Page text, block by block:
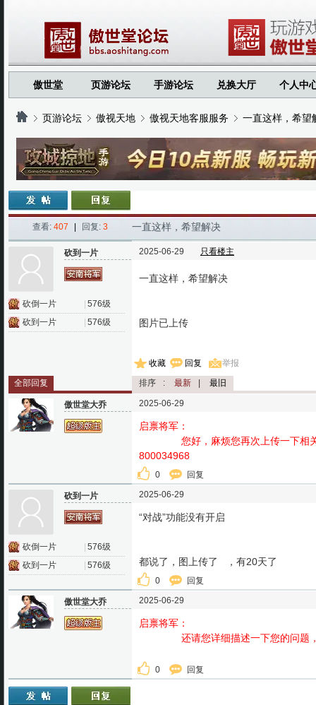
傲世堂 页游论坛 手游论坛 兑换大厅 个人中
›
页游论坛
›
傲视天地
›
傲视天地客服服务
›
一直这样，希望
查看: 407 回复: 3 一直这样，希望解决
砍到一片
砍倒一片
576级
砍到一片
576级
2025-06-29 只看楼主
一直这样，希望解决
图片已上传
收藏 回复
举报
全部回复
排序 : 最新 最旧
傲世堂大乔 2025-06-29
启禀将军：
您好，麻烦您再次上传一下相关图
800034968
0 回复
砍到一片
砍倒一片
576级
砍到一片
576级
2025-06-29
“对战”功能没有开启
都说了，图上传了 ，有20天了
0 回复
傲世堂大乔 2025-06-29
启禀将军：
还请您详细描述一下您的问题，
0 回复